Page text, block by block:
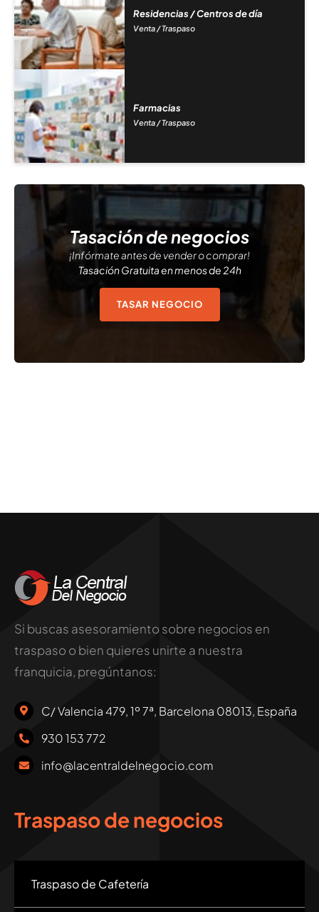
Residencias / Centros de día
Venta / Traspaso
Farmacias
Venta / Traspaso
Tasación de negocios
¡Infórmate antes de vender o comprar!
Tasación Gratuita en menos de 24h
TASAR NEGOCIO
Si buscas asesoramiento sobre negocios en
traspaso o bien quieres unirte a nuestra
franquicia, pregúntanos:
C/ Valencia 479, 1º 7ª, Barcelona 08013, España
930 153 772
info@lacentraldelnegocio.com
Traspaso de negocios
Traspaso de Cafetería